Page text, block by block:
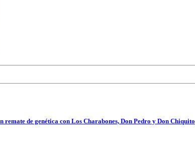
remate de genética con Los Charabones, Don Pedro y Don Chiquito